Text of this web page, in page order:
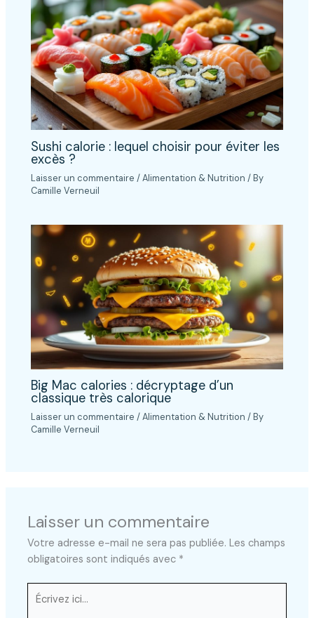
Sushi calorie : lequel choisir pour éviter les
excès ?
Laisser un commentaire /Alimentation & Nutrition / By
Camille Verneuil
Big Mac calories : décryptage d’un
classique très calorique
Laisser un commentaire /Alimentation & Nutrition / By
Camille Verneuil
Laisser un commentaire
Votre adresse e-mail ne sera pas publiée. Les champs
obligatoires sont indiqués avec *
Écrivez
ici…